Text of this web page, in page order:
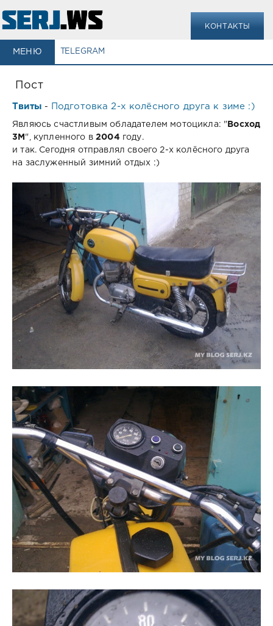
КОНТАКТЫ
МЕНЮ TELEGRAM
Пост
Твиты - Подготовка 2-х колёсного друга к зиме :)
Являюсь счастливым обладателем мотоцикла: " Восход
3М ", купленного в2004 году.
и так. Сегодня отправлял своего 2-х колёсного друга
на заслуженный зимний отдых :)